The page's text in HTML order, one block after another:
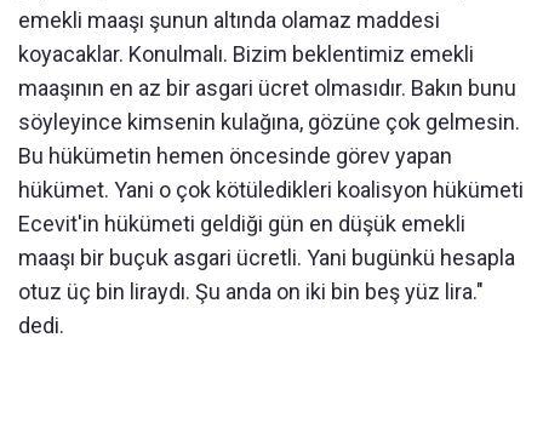
emekli maaşı şunun altında olamaz maddesi
koyacaklar. Konulmalı. Bizim beklentimiz emekli
maaşının en az bir asgari ücret olmasıdır. Bakın bunu
söyleyince kimsenin kulağına, gözüne çok gelmesin.
Bu hükümetin hemen öncesinde görev yapan
hükümet. Yani o çok kötüledikleri koalisyon hükümeti
Ecevit'in hükümeti geldiği gün en düşük emekli
maaşı bir buçuk asgari ücretli. Yani bugünkü hesapla
otuz üç bin liraydı. Şu anda on iki bin beş yüz lira."
dedi.